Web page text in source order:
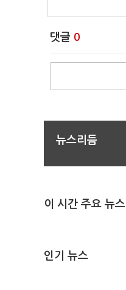
댓글 0
뉴스리듬
이 시간 주요 뉴스
인기 뉴스